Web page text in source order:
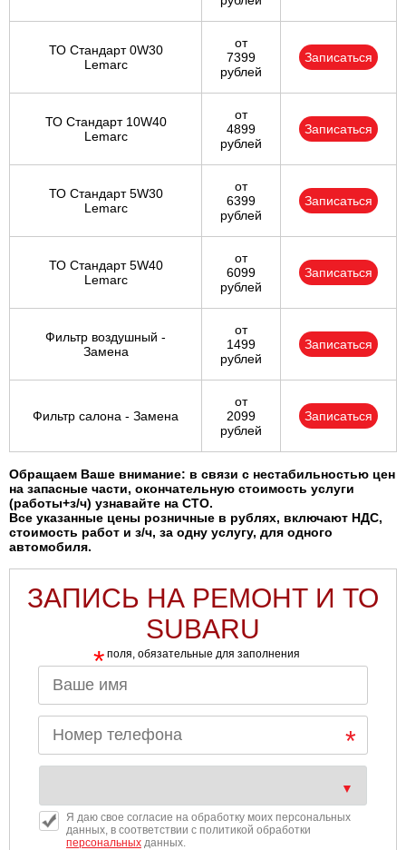
ТО Стандарт 0W30
Lemarc
от
7399
рублей
Записаться
ТО Стандарт 10W40
Lemarc
от
4899
рублей
Записаться
ТО Стандарт 5W30
Lemarc
от
6399
рублей
Записаться
ТО Стандарт 5W40
Lemarc
от
6099
рублей
Записаться
Фильтр воздушный -
Замена
от
1499
рублей
Записаться
Фильтр салона - Замена
от
2099
рублей
Записаться
Обращаем Ваше внимание: в связи с нестабильностью цен
на запасные части, окончательную стоимость услуги
(работы+з/ч) узнавайте на СТО.
Все указанные цены розничные в рублях, включают НДС,
стоимость работ и з/ч, за одну услугу, для одного
автомобиля.
ЗАПИСЬ НА РЕМОНТ И ТО
SUBARU
* поля, обязательные для заполнения
Я даю свое согласие на обработку моих персональных
данных, в соответствии с политикой обработки
персональныхданных.